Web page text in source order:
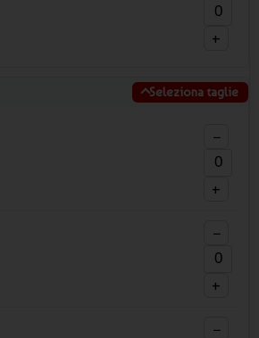
+
Seleziona taglie
−
+
−
+
−